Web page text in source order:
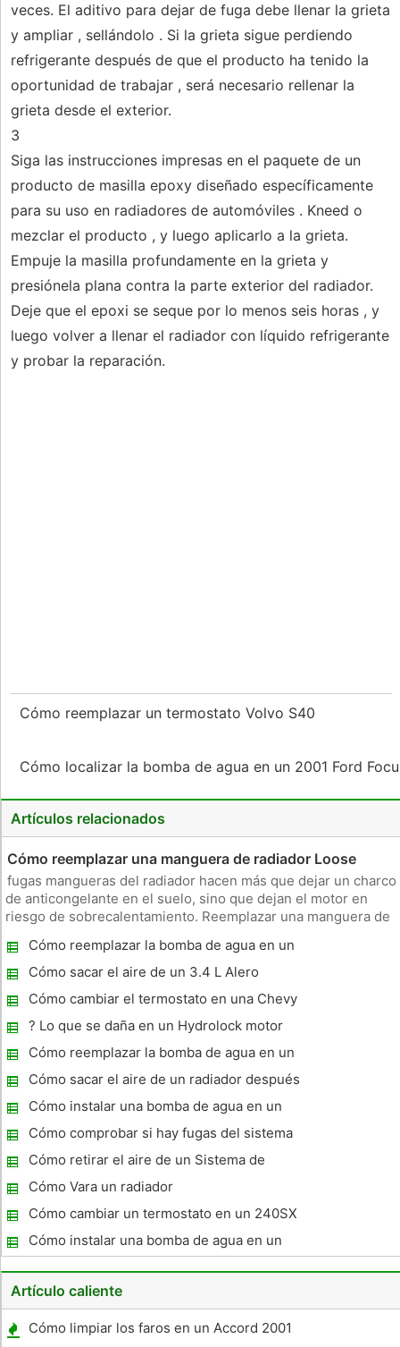
veces. El aditivo para dejar de fuga debe llenar la grieta
y ampliar , sellándolo . Si la grieta sigue perdiendo
refrigerante después de que el producto ha tenido la
oportunidad de trabajar , será necesario rellenar la
grieta desde el exterior.
3
Siga las instrucciones impresas en el paquete de un
producto de masilla epoxy diseñado específicamente
para su uso en radiadores de automóviles . Kneed o
mezclar el producto , y luego aplicarlo a la grieta.
Empuje la masilla profundamente en la grieta y
presiónela plana contra la parte exterior del radiador.
Deje que el epoxi se seque por lo menos seis horas , y
luego volver a llenar el radiador con líquido refrigerante
y probar la reparación.
Cómo reemplazar un termostato Volvo S40
Cómo localizar la bomba de agua en un 2001 Ford
Artículos relacionados
Cómo reemplazar una manguera de radiador Loose
fugas mangueras del radiador hacen más que dejar un charco
de anticongelante en el suelo, sino que dejan el motor en
riesgo de sobrecalentamiento. Reemplazar una manguera de
afecte a otras partes del motor. Una manguera de radiador
suelta
Cómo reemplazar la bomba de agua en un
Mazda 6
Cómo sacar el aire de un 3.4 L Alero
Cómo cambiar el termostato en una Chevy
Astro Van 1998
? Lo que se daña en un Hydrolock motor
Cómo reemplazar la bomba de agua en un
'98 Chevy Cavalier
Cómo sacar el aire de un radiador después
de cambiar el anticongelante
Cómo instalar una bomba de agua en un
Dodge Stratus 98
Cómo comprobar si hay fugas del sistema
de refrigeración en un Toyota Corolla
Cómo retirar el aire de un Sistema de
refrigeración
Cómo Vara un radiador
Cómo cambiar un termostato en un 240SX
Cómo instalar una bomba de agua en un
Chevy Pickup 5.3 2005
Artículo caliente
Cómo limpiar los faros en un Accord 2001